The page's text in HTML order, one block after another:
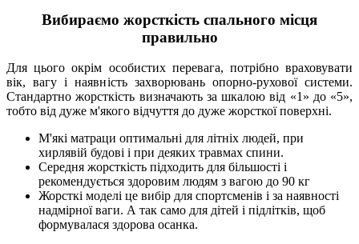
Вибираємо жорсткість спального місця
правильно
Для цього окрім особистих перевага, потрібно враховувати
вік, вагу і наявність захворювань опорно-рухової системи.
Стандартно жорсткість визначають за шкалою від «1» до «5»,
тобто від дуже м'якого відчуття до дуже жорсткої поверхні.
М'які матраци оптимальні для літніх людей, при
хирлявій будові і при деяких травмах спини.
Середня жорсткість підходить для більшості і
рекомендується здоровим людям з вагою до 90 кг
Жорсткі моделі це вибір для спортсменів і за наявності
надмірної ваги. А так само для дітей і підлітків, щоб
формувалася здорова осанка.